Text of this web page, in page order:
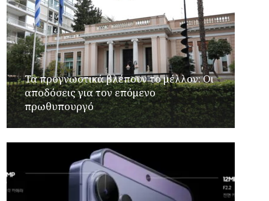
Τα προγνωστικά βλέπουν το μέλλον: Οι
αποδόσεις για τον επόμενο
πρωθυπουργό